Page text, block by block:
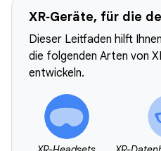
XR‑Geräte, für die
Dieser Leitfaden hilft
die folgenden Arten von
entwickeln.